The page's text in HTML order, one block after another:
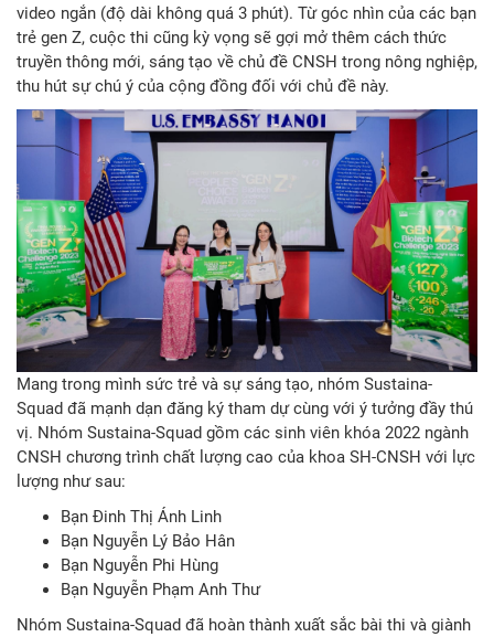
video ngắn (độ dài không quá 3 phút). Từ góc nhìn của các bạn
trẻ gen Z, cuộc thi cũng kỳ vọng sẽ gợi mở thêm cách thức
truyền thông mới, sáng tạo về chủ đề CNSH trong nông nghiệp,
thu hút sự chú ý của cộng đồng đối với chủ đề này.
Mang trong mình sức trẻ và sự sáng tạo, nhóm Sustaina-
Squad đã mạnh dạn đăng ký tham dự cùng với ý tưởng đầy thú
vị. Nhóm Sustaina-Squad gồm các sinh viên khóa 2022 ngành
CNSH chương trình chất lượng cao của khoa SH-CNSH với lực
lượng như sau:
Bạn Đinh Thị Ánh Linh
Bạn Nguyễn Lý Bảo Hân
Bạn Nguyễn Phi Hùng
Bạn Nguyễn Phạm Anh Thư
Nhóm Sustaina-Squad đã hoàn thành xuất sắc bài thi và giành